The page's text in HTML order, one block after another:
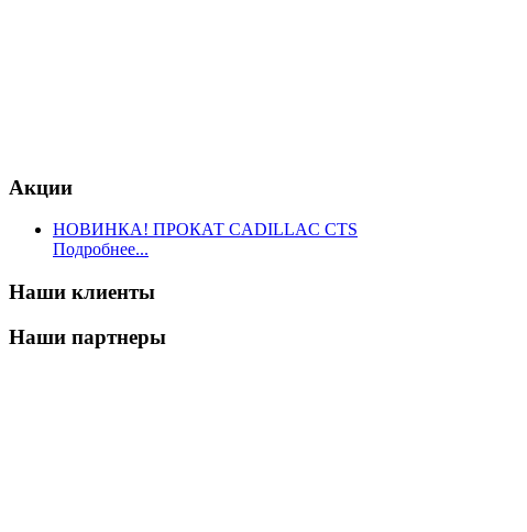
Акции
НОВИНКА! ПРОКАТ CADILLAC CTS
Подробнее...
Наши клиенты
Наши партнеры